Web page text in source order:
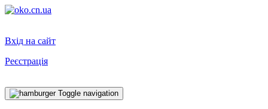
Вхід на сайт
Реєстрація
Toggle navigation